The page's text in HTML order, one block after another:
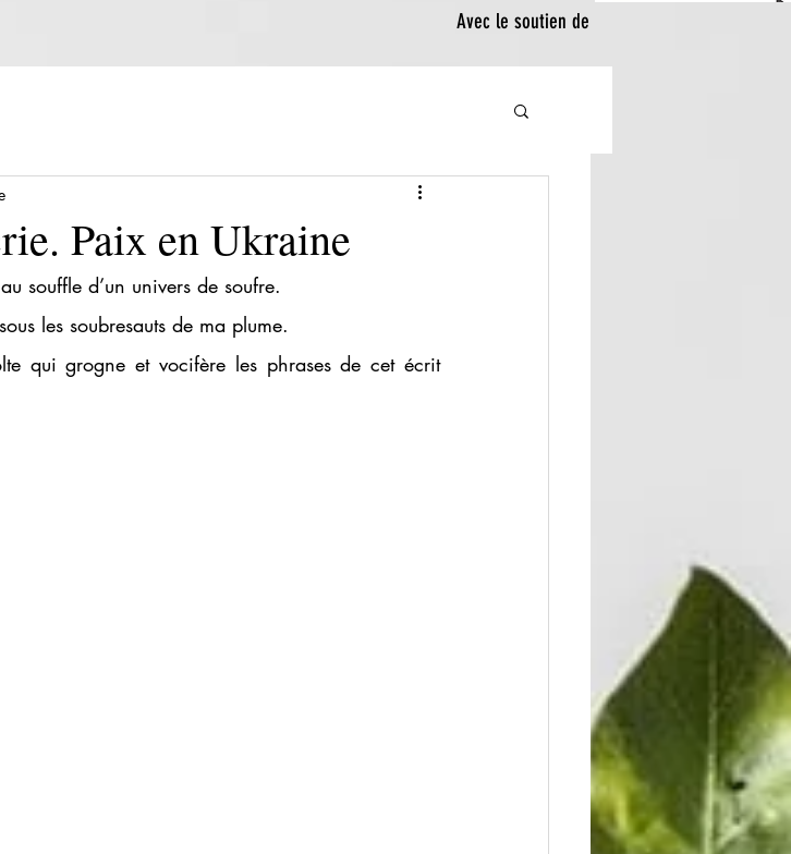
Avec le soutien de
Paix en Ukraine
souffle d’un univers de soufre.
les soubresauts de ma plume.
qui grogne et vocifère les phrases de cet écrit